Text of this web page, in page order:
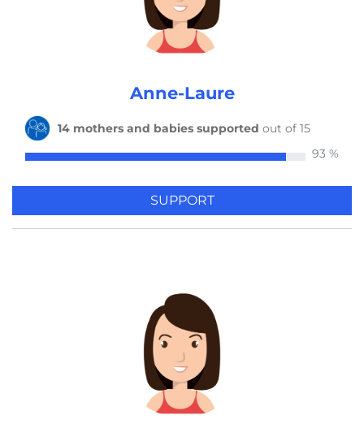
1 mother and baby supported
by Benjamin 5 years ago
1 mother and baby supported
by Benjamin 5 years ago
5 mothers and babies supported
by Rachel 5 years ago
1 mother and baby supported
by Vincent 5 years ago
Anne-Laure
14 mothers and babies supported out of 15
93 %
SUPPORT